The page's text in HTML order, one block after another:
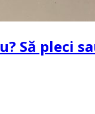
Să pleci